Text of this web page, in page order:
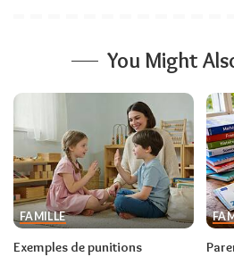
You Might
FAMILLE
Exemples de punitions